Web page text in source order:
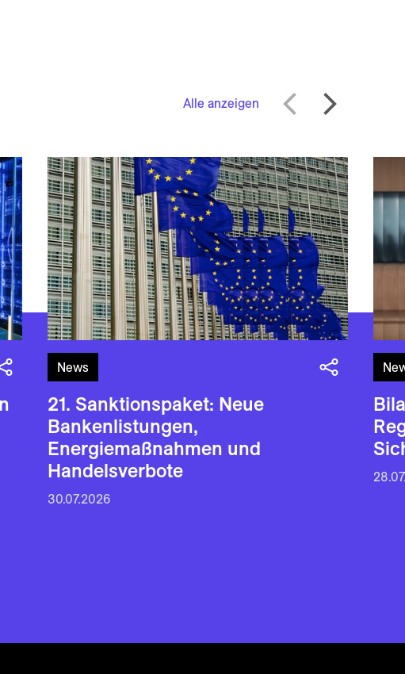
Alle anzeigen
News
21. Sanktionspaket: Neue
Bankenlistungen,
Energiemaßnahmen und
Handelsverbote
30.07.2026